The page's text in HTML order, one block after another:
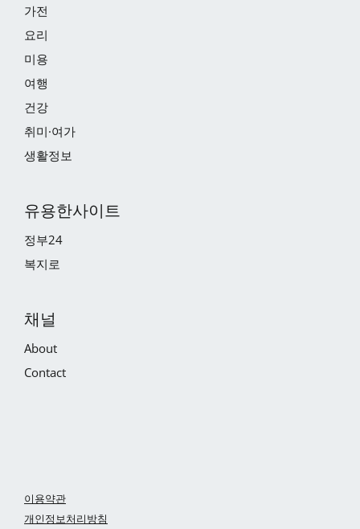
가전
요리
미용
여행
건강
취미·여가
생활정보
유용한사이트
정부24
복지로
채널
About
Contact
이용약관
개인정보처리방침